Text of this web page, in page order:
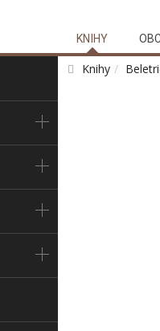
KNIHY
Knihy